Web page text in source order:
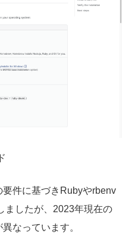
件に基づきRubyやrbenv
ましたが、2023年現在の
なっています。